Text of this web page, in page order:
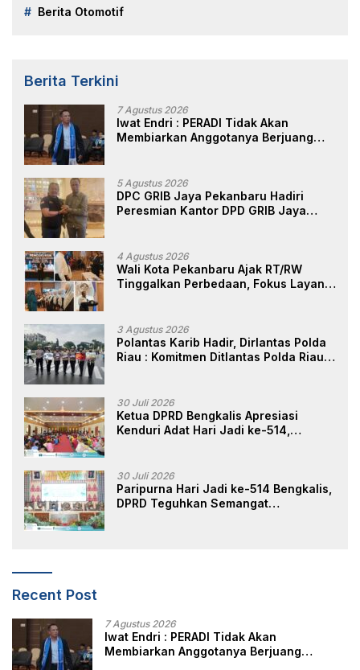
Berita Otomotif
Berita Terkini
7 Agustus 2026
Iwat Endri : PERADI Tidak Akan
Membiarkan Anggotanya Berjuang
5 Agustus 2026
DPC GRIB Jaya Pekanbaru Hadiri
Peresmian Kantor DPD GRIB Jaya
4 Agustus 2026
Wali Kota Pekanbaru Ajak RT/RW
Tinggalkan Perbedaan, Fokus Layani
3 Agustus 2026
Polantas Karib Hadir, Dirlantas Polda
Riau : Komitmen Ditlantas Polda Riau
Masyarakat
30 Juli 2026
Ketua DPRD Bengkalis Apresiasi
Kenduri Adat Hari Jadi ke-514,
30 Juli 2026
Paripurna Hari Jadi ke-514 Bengkalis,
DPRD Teguhkan Semangat
Recent Post
7 Agustus 2026
Iwat Endri : PERADI Tidak Akan
Membiarkan Anggotanya Berjuang